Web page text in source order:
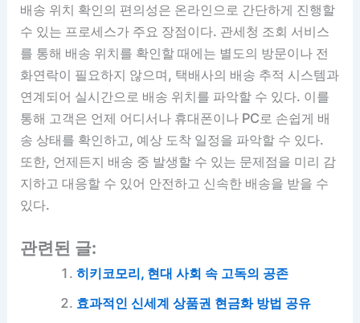
배송 위치 확인의 편의성은 온라인으로 간단하게 진행할
수 있는 프로세스가 주요 장점이다. 관세청 조회 서비스
를 통해 배송 위치를 확인할 때에는 별도의 방문이나 전
화연락이 필요하지 않으며, 택배사의 배송 추적 시스템과
연계되어 실시간으로 배송 위치를 파악할 수 있다. 이를
통해 고객은 언제 어디서나 휴대폰이나 PC로 손쉽게 배
송 상태를 확인하고, 예상 도착 일정을 파악할 수 있다.
또한, 언제든지 배송 중 발생할 수 있는 문제점을 미리 감
지하고 대응할 수 있어 안전하고 신속한 배송을 받을 수
있다.
관련된 글:
히키코모리, 현대 사회 속 고독의 공존
효과적인 신세계 상품권 현금화 방법 공유